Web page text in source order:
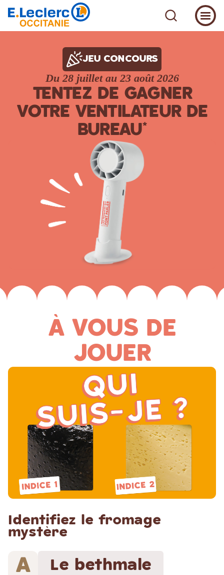
JEU CONCOURS
Du 28 juillet au 23 août 2026
TENTEZ DE GAGNER
VOTRE VENTILATEUR DE
BUREAU*
À VOUS DE
JOUER
Identifiez le fromage
mystère
Le bethmale